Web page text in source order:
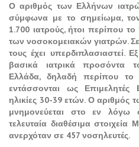
Ο αριθμός των Ελλήνων
σύμφωνα με το σημείωμα,
1.700 ιατρούς, ήτοι περίπου
των νοσοκομειακών γιατρών.
τους έχει υπερδιπλασιαστεί.
βασικά ιατρικά προσόντα
Ελλάδα, δηλαδή περίπου
εντάσσονται ως
ηλικίες 30-39 ετών. Ο
μνημονεύεται στο εν
τελευταία διαθέσιμα
ανερχόταν σε 457 νοσηλευτές.